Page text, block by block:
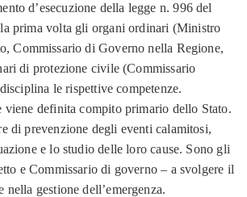
d’esecuzione della legge n. 996 del
prima volta gli organi ordinari (Ministro
Commissario di Governo nella Regione,
di protezione civile (Commissario
le rispettive competenze.
definita compito primario dello Stato.
di prevenzione degli eventi calamitosi,
e lo studio delle loro cause. Sono gli
e Commissario di governo – a svolgere il
gestione dell’emergenza.